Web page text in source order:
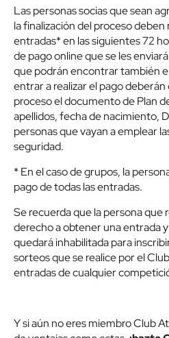
Las personas socias que sean
la finalización del proceso deben
entradas* en las siguientes 72
de pago online que se les
que podrán encontrar también
entrar a realizar el pago
proceso el documento de Plan
apellidos, fecha de nacimiento,
personas que vayan a emplear
seguridad.
* En el caso de grupos, la
pago de todas las entradas.
Se recuerda que la persona que
derecho a obtener una entrada
quedará inhabilitada para
sorteos que se realice por el
entradas de cualquier
Y si aún no eres miembro Club